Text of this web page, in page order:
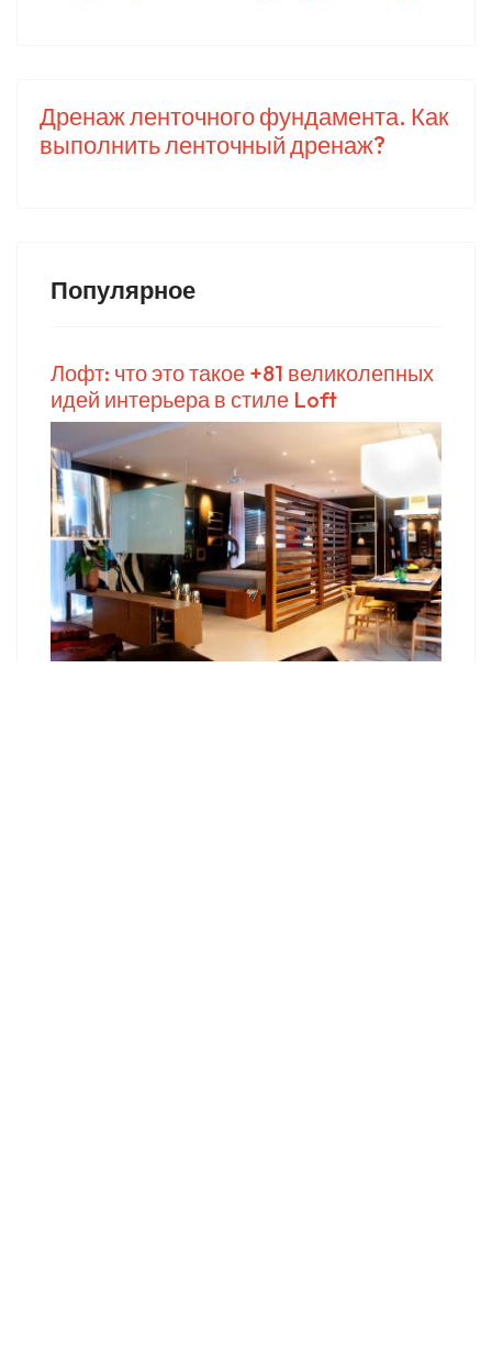
Дренаж ленточного фундамента. Как
выполнить ленточный дренаж?
Популярное
Лофт: что это такое +81 великолепных
идей интерьера в стиле Loft